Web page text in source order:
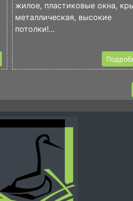
жилое, пластиковые окна,
металлическая, высокие
потолки!...